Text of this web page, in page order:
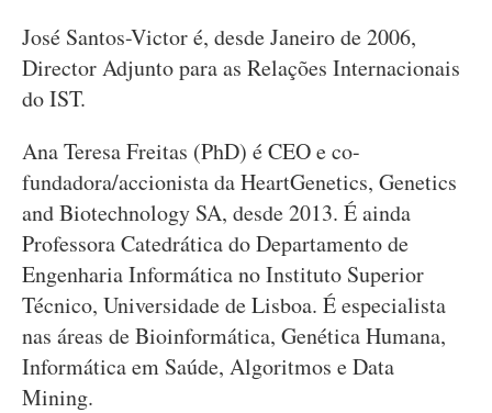
José Santos-Victor é, desde Janeiro de 2006,
Director Adjunto para as Relações Internacionais
do IST.
Ana Teresa Freitas (PhD) é CEO e co-
fundadora/accionista da HeartGenetics, Genetics
and Biotechnology SA, desde 2013. É ainda
Professora Catedrática do Departamento de
Engenharia Informática no Instituto Superior
Técnico, Universidade de Lisboa. É especialista
nas áreas de Bioinformática, Genética Humana,
Informática em Saúde, Algoritmos e Data
Mining.